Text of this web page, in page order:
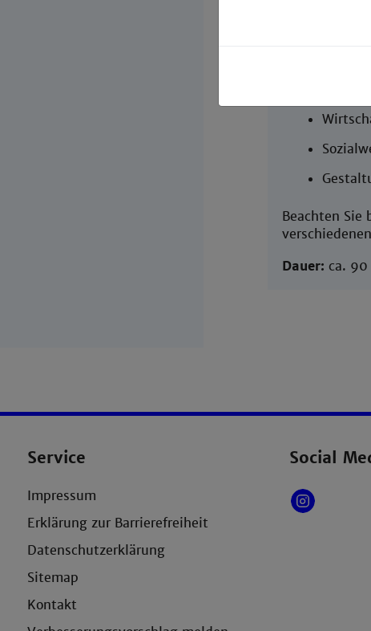
Beachten
Dauer: ca.
Service
Impressum
Erklärung zur Barrierefreiheit
Datenschutzerklärung
Sitemap
Kontakt
Social